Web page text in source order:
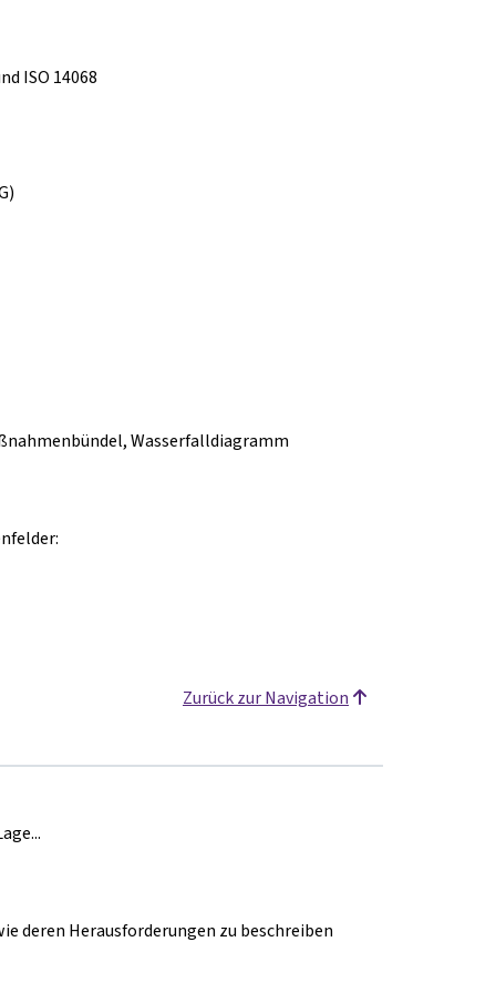
ISO 14068
Wasserfalldiagramm
Zurück zur Navigation
deren Herausforderungen zu beschreiben